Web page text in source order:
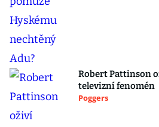
Robert Pattinson
televizní fenomén
Poggers